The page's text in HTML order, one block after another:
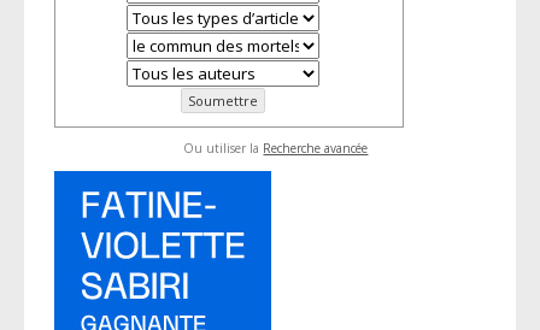
Ou utiliser la Recherche avancée